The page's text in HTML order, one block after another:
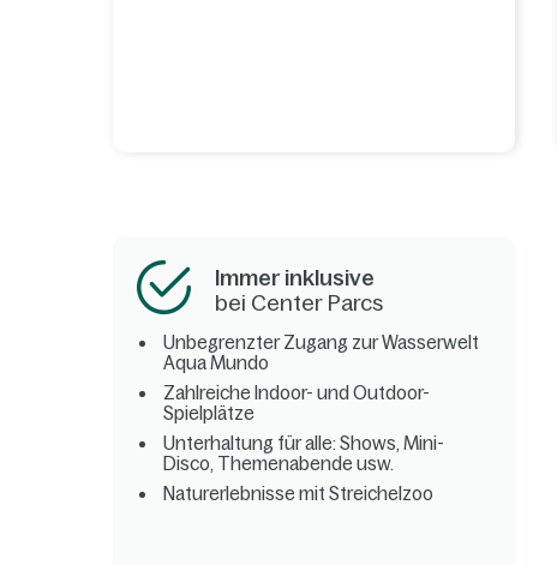
Immer inklusive
bei Center Parcs
Unbegrenzter Zugang zur Wasserwelt
Aqua Mundo
Zahlreiche Indoor- und Outdoor-
Spielplätze
Unterhaltung für alle: Shows, Mini-
Disco, Themenabende usw.
Naturerlebnisse mit Streichelzoo